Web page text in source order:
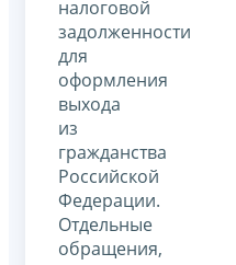
налоговой
задолженности
для
оформления
выхода
из
гражданства
Российской
Федерации.
Отдельные
обращения,